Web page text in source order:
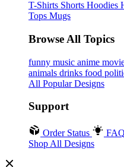
T-Shirts Shorts Hoodies
Tops Mugs
Browse All Topics
funny music anime
animals drinks food
All Popular Designs
Support
Order Status FAQ
Shop All Designs